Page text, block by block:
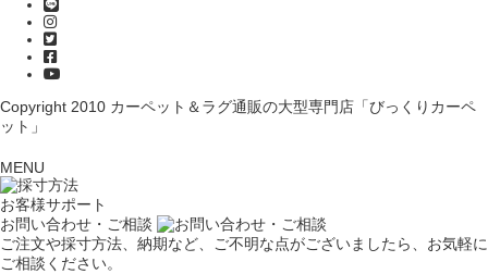
Copyright 2010 カーペット＆ラグ通販の大型専門店「びっくりカーペ
ット」
MENU
お客様サポート
お問い合わせ・ご相談
ご注文や採寸方法、納期など、ご不明な点がございましたら、お気軽に
ご相談ください。